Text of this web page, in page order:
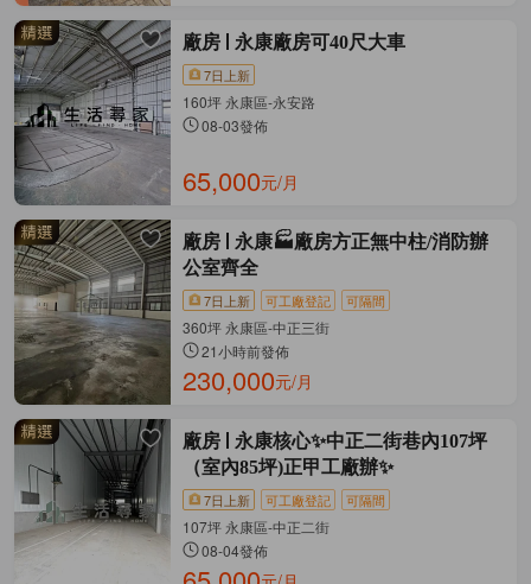
廠房 永康廠房可40尺大車
7日上新
160坪 永康區-永安路
08-03發佈
65,000元/月
廠房
永康🏭廠房方正無中柱/消防辦
公室齊全
7日上新 可工廠登記 可隔間
360坪 永康區-中正三街
21小時前發佈
230,000元/月
廠房
永康核心✨中正二街巷內107坪
（室內85坪)正甲工廠辦✨
7日上新 可工廠登記 可隔間
107坪 永康區-中正二街
08-04發佈